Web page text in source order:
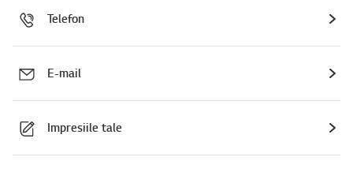
Telefon
E-mail
Impresiile tale